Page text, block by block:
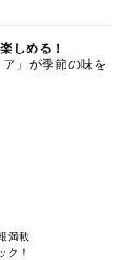
しめる！
」が季節の味を
満載
ク！